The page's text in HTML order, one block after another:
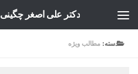
دکتر علی اصغر چگینی
دسته:مطالب ویژه